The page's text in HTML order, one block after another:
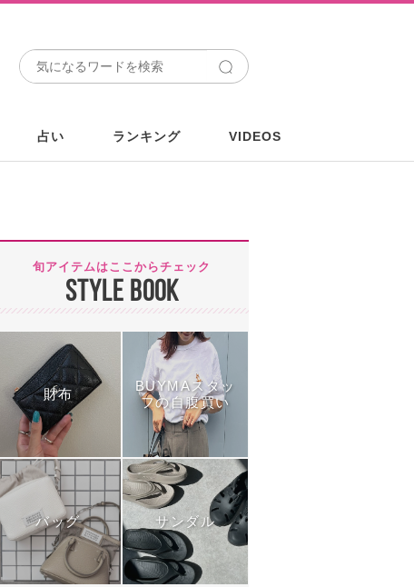
占い ランキング VIDEOS
旬アイテムはここからチェック
STYLE BOOK
財布
BUYMAスタッ
フの自腹買い
バッグ サンダル